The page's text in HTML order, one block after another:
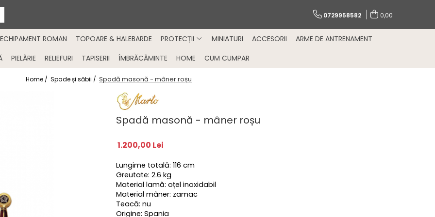
0729958582 0,00
ECHIPAMENT ROMAN TOPOARE & HALEBARDE PROTECȚII MINIATURI ACCESORII
ARME DE ANTRENAMENT
PIELĂRIE RELIEFURI TAPISERII ÎMBRĂCĂMINTE HOME CUM CUMPAR
Home / Spade și săbii / Spadă masonă - mâner roșu
Spadă masonă - mâner roșu
1.200,00 Lei
Lungime totală: 116 cm
Greutate: 2.6 kg
Material lamă: oțel inoxidabil
Material mâner: zamac
Teacă: nu
Origine: Spania